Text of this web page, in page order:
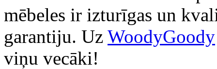
mēbeles ir izturīgas un
garantiju. Uz WoodyGoody
viņu vecāki!